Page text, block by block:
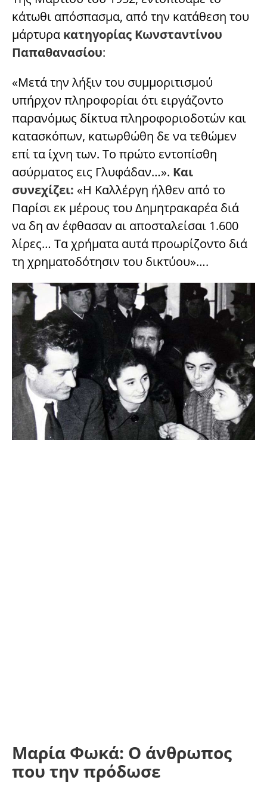
κάτωθι απόσπασμα, από την κατάθεση του
μάρτυρα κατηγορίας Κωνσταντίνου
Παπαθανασίου:
«Μετά την λήξιν του συμμοριτισμού
υπήρχον πληροφορίαι ότι ειργάζοντο
παρανόμως δίκτυα πληροφοριοδοτών και
κατασκόπων, κατωρθώθη δε να τεθώμεν
επί τα ίχνη των. Το πρώτο εντοπίσθη
ασύρματος εις Γλυφάδαν…». Και
συνεχίζει: «Η Καλλέργη ήλθεν από το
Παρίσι εκ μέρους του Δημητρακαρέα διά
να δη αν έφθασαν αι αποσταλείσαι 1.600
λίρες… Τα χρήματα αυτά προωρίζοντο διά
τη χρηματοδότησιν του δικτύου»….
Μαρία Φωκά: Ο άνθρωπος
που την πρόδωσε